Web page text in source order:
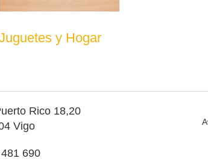
y Hogar
Rico 18,20
Vigo
690